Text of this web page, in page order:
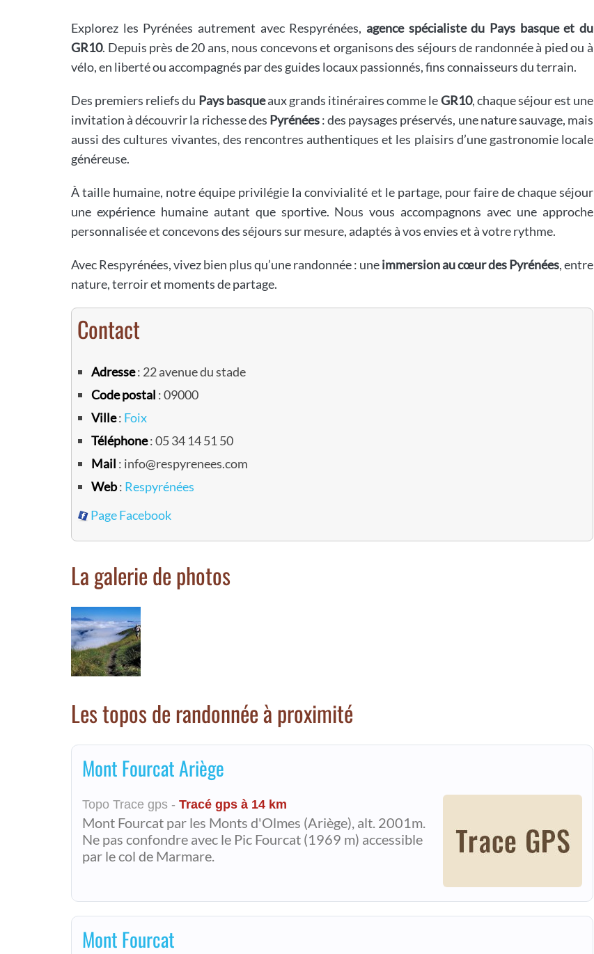
Explorez les Pyrénées autrement avec Respyrénées, agence spécialiste du Pays basque et du
GR10. Depuis près de 20 ans, nous concevons et organisons des séjours de randonnée à pied ou à
vélo, en liberté ou accompagnés par des guides locaux passionnés, fins connaisseurs du terrain.
Des premiers reliefs du Pays basqueaux grands itinéraires comme leGR10, chaque séjour est une
invitation à découvrir la richesse des Pyrénées: des paysages préservés, une nature sauvage, mais
aussi des cultures vivantes, des rencontres authentiques et les plaisirs d’une gastronomie locale
généreuse.
À taille humaine, notre équipe privilégie la convivialité et le partage, pour faire de chaque séjour
une expérience humaine autant que sportive. Nous vous accompagnons avec une approche
personnalisée et concevons des séjours sur mesure, adaptés à vos envies et à votre rythme.
Avec Respyrénées, vivez bien plus qu’une randonnée : uneimmersion au cœur des Pyrénées, entre
nature, terroir et moments de partage.
Contact
Adresse: 22 avenue du stade
Code postal : 09000
Ville: Foix
Téléphone: 05 34 14 51 50
Mail : info@respyrenees.com
Web: Respyrénées
Page Facebook
La galerie de photos
Les topos de randonnée à proximité
Mont Fourcat Ariège
Topo Trace gps - Tracé gps à 14 km
Mont Fourcat par les Monts d'Olmes (Ariège), alt. 2001m.
Ne pas confondre avec le Pic Fourcat (1969 m) accessible
par le col de Marmare.
Mont Fourcat